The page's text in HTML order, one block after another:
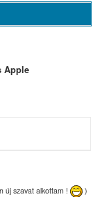
Apple
új szavat alkottam !
)